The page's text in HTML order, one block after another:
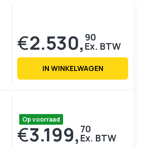
€2.530, 90
IN WINKELWAGEN
Op voorraad
€3.199, 70